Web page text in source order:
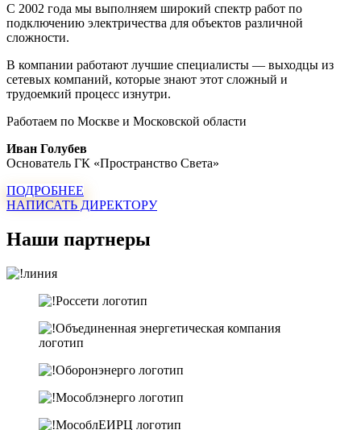
С 2002 года мы выполняем широкий спектр работ по
подключению электричества для объектов различной
сложности.
В компании работают лучшие специалисты — выходцы из
сетевых компаний, которые знают этот сложный и
трудоемкий процесс изнутри.
Работаем по Москве и Московской области
Иван Голубев
Основатель ГК «Пространство Света»
ПОДРОБНЕЕ
НАПИСАТЬ ДИРЕКТОРУ
Наши партнеры